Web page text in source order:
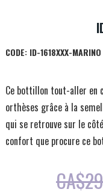
CODE:ID-1618XXX-MARINO
Ce bottillon tout-aller en
orthèses grâce à la
qui se retrouve sur le
confort que procure ce
CA$